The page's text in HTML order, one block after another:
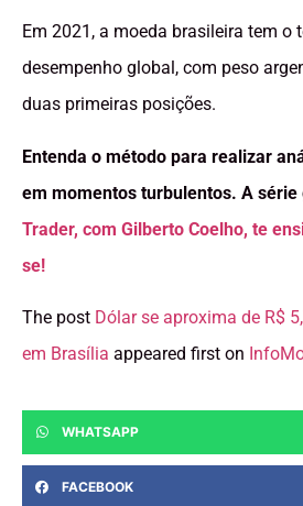
Em 2021, a moeda brasileira tem o
desempenho global, com peso
duas primeiras posições.
Entenda o método para realizar
em momentos turbulentos. A série
Trader, com Gilberto Coelho, te
se!
The post Dólar se aproxima de R$
em Brasília appeared first on
WHATSAPP
FACEBOOK